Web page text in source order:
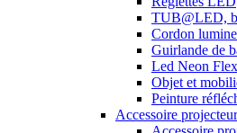
TUB@LED,
Cordon
Guirlande de
Led Neon Flex
Objet et
Peinture
Accessoire projecteur